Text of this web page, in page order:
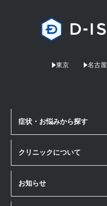
症状・お悩みから探す
しみ・そばかす
シワ
たるみ
体のお悩み
若返り・アンチエイジング
薄毛治療
クリニックについて
お知らせ
東京 名古屋